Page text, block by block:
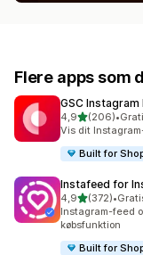
Flere apps som
GSC
4,9ud af 5
(206)
206 anmeldelser
•
Vis dit
Built for
Instafeed for
4,9ud af 5
(372)
372 anmeldelser
•
Instagram-feed
købsfunktion
Built for